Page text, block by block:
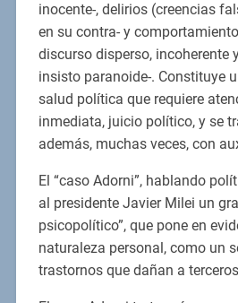
inocente-, delirios (creencias
en su contra- y
discurso disperso, incoherente
insisto paranoide-. Constituye
salud política que requiere
inmediata, juicio político, y se
además, muchas veces, con
El “caso Adorni”, hablando
al presidente Javier Milei un
psicopolítico”, que pone en
naturaleza personal, como un
trastornos que dañan a